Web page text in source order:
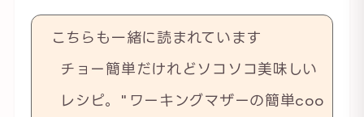
こちらも一緒に読まれています
チョー簡単だけれどソコソコ美味しい
レシピ。"ワーキングマザーの簡単coo